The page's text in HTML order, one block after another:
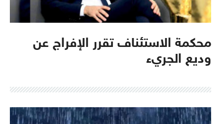
محكمة الاستئناف تقرر الإفراج عن
وديع الجريء